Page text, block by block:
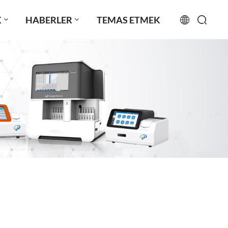
HABERLER TEMAS ETMEK
русский
español